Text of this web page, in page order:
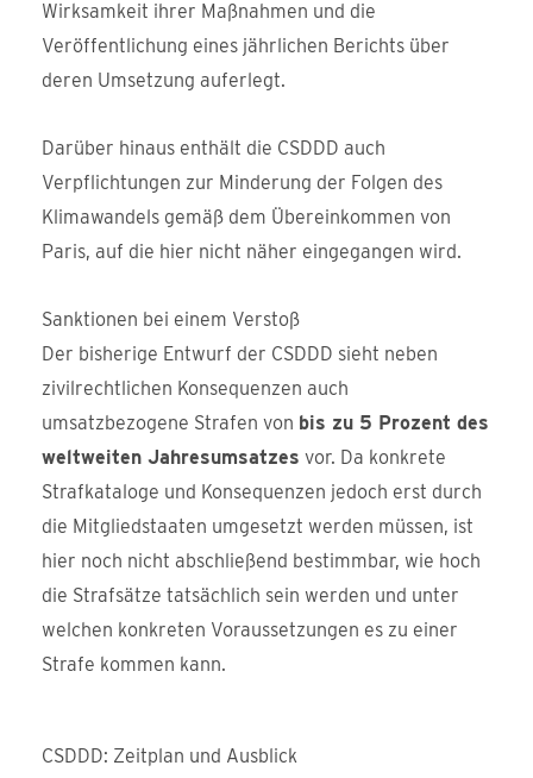
Wirksamkeit ihrer Maßnahmen und die
Veröffentlichung eines jährlichen Berichts über
deren Umsetzung auferlegt.
Darüber hinaus enthält die CSDDD auch
Verpflichtungen zur Minderung der Folgen des
Klimawandels gemäß dem Übereinkommen von
Paris, auf die hier nicht näher eingegangen wird.
Sanktionen bei einem Verstoß
Der bisherige Entwurf der CSDDD sieht neben
zivilrechtlichen Konsequenzen auch
umsatzbezogene Strafen von bis zu 5 Prozent des
weltweiten Jahresumsatzes vor. Da konkrete
Strafkataloge und Konsequenzen jedoch erst durch
die Mitgliedstaaten umgesetzt werden müssen, ist
hier noch nicht abschließend bestimmbar, wie hoch
die Strafsätze tatsächlich sein werden und unter
welchen konkreten Voraussetzungen es zu einer
Strafe kommen kann.
CSDDD: Zeitplan und Ausblick